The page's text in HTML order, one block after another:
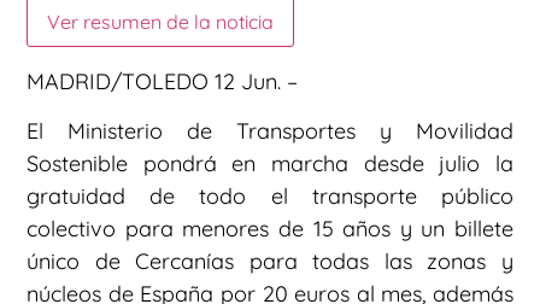
Ver resumen de la noticia
MADRID/TOLEDO 12 Jun. –
El Ministerio de Transportes y Movilidad
Sostenible pondrá en marcha desde julio la
gratuidad de todo el transporte público
colectivo para menores de 15 años y un billete
único de Cercanías para todas las zonas y
núcleos de España por 20 euros al mes, además